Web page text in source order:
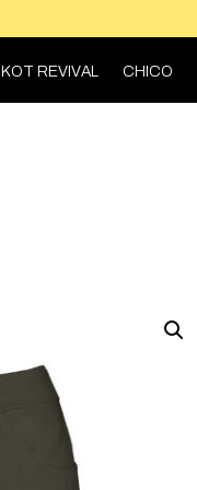
KOT REVIVAL CHICO